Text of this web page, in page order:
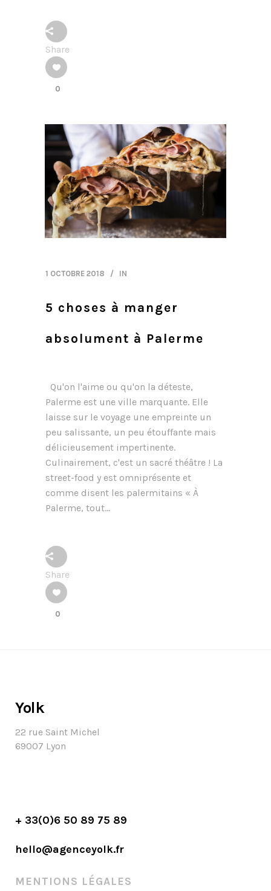
Share
0
1 OCTOBRE 2018 IN
5 choses à manger
absolument à Palerme
Qu'on l'aime ou qu'on la déteste,
Palerme est une ville marquante. Elle
laisse sur le voyage une empreinte un
peu salissante, un peu étouffante mais
délicieusement impertinente.
Culinairement, c'est un sacré théâtre ! La
street-food y est omniprésente et
comme disent les palermitains « À
Palerme, tout...
Share
0
Yolk
22 rue Saint Michel
69007 Lyon
+ 33(0)6 50 89 75 89
hello@agenceyolk.fr
MENTIONS LÉGALES